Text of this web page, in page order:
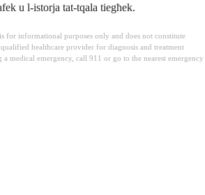
u l-istorja tat-tqala tiegħek.
for informational purposes only and does not constitute
healthcare provider for diagnosis and treatment
medical emergency, call 911 or go to the nearest emergency